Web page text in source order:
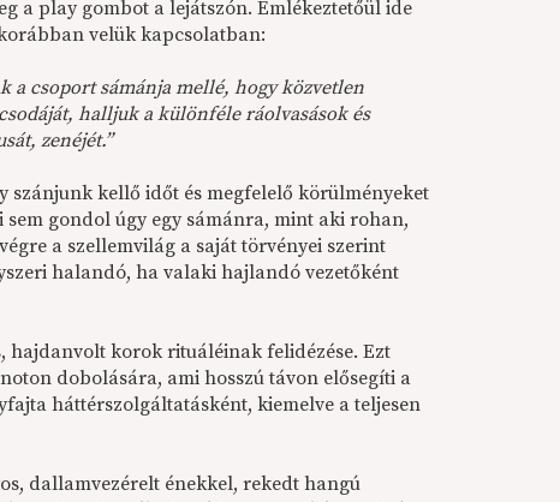
a play gombot a lejátszón. Emlékeztetőül ide
velük kapcsolatban:
a csoport sámánja mellé, hogy közvetlen
halljuk a különféle ráolvasások és
zenéjét.”
szánjunk kellő időt és megfelelő körülményeket
sem gondol úgy egy sámánra, mint aki rohan,
a szellemvilág a saját törvényei szerint
halandó, ha valaki hajlandó vezetőként
hajdanvolt korok rituáléinak felidézése. Ezt
dobolására, ami hosszú távon elősegíti a
háttérszolgáltatásként, kiemelve a teljesen
dallamvezérelt énekkel, rekedt hangú